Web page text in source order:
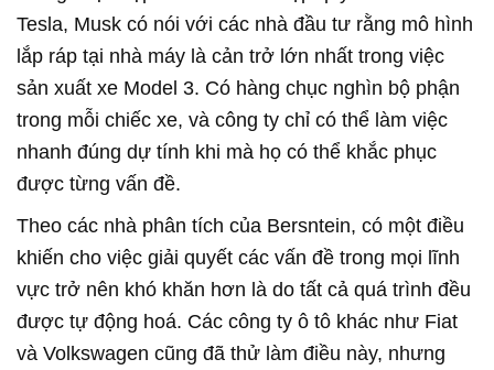
Tesla, Musk có nói với các nhà đầu tư rằng mô hình
lắp ráp tại nhà máy là cản trở lớn nhất trong việc
sản xuất xe Model 3. Có hàng chục nghìn bộ phận
trong mỗi chiếc xe, và công ty chỉ có thể làm việc
nhanh đúng dự tính khi mà họ có thể khắc phục
được từng vấn đề.
Theo các nhà phân tích của Bersntein, có một điều
khiến cho việc giải quyết các vấn đề trong mọi lĩnh
vực trở nên khó khăn hơn là do tất cả quá trình đều
được tự động hoá. Các công ty ô tô khác như Fiat
và Volkswagen cũng đã thử làm điều này, nhưng